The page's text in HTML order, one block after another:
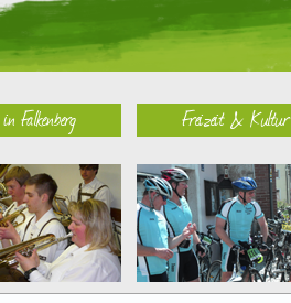
Falkenberg Freizeit & Kultur